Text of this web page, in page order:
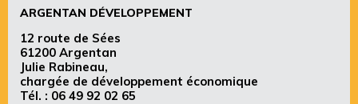
ARGENTAN DÉVELOPPEMENT
12 route de Sées
61200 Argentan
Julie Rabineau,
chargée de développement économique
Tél. : 06 49 92 02 65